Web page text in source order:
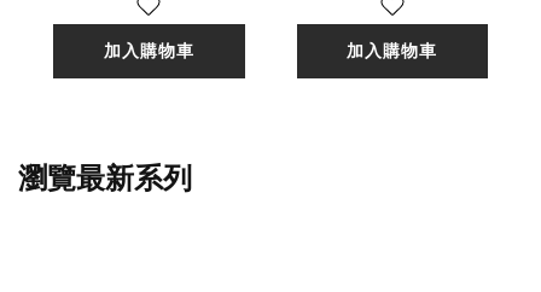
加入購物車 加入購物車
瀏覽最新系列